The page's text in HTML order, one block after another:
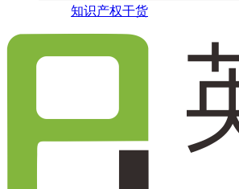
知识产权干货